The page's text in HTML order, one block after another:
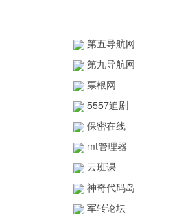
第五导航网
第九导航网
票根网
5557追剧
保密在线
mt管理器
云班课
神奇代码岛
军转论坛